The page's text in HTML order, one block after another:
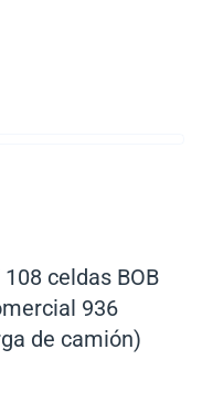
celdas BOB
936
de camión)